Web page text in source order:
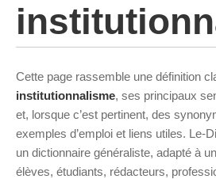
Cette page rassemble une définition
institutionnalisme, ses principaux
et, lorsque c’est pertinent, des
exemples d’emploi et liens utiles. Le-
un dictionnaire généraliste, adapté à
élèves, étudiants, rédacteurs,